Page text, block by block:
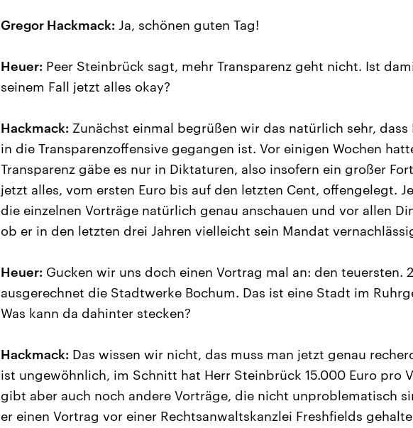
Gregor Hackmack: Ja, schönen guten Tag!
Heuer: Peer Steinbrück sagt, mehr Transparenz geht nicht. Ist
seinem Fall jetzt alles okay?
Hackmack: Zunächst einmal begrüßen wir das natürlich sehr,
in die Transparenzoffensive gegangen ist. Vor einigen Wochen
Transparenz gäbe es nur in Diktaturen, also insofern ein großer
jetzt alles, vom ersten Euro bis auf den letzten Cent, offengelegt.
die einzelnen Vorträge natürlich genau anschauen und vor allen
ob er in den letzten drei Jahren vielleicht sein Mandat
Heuer: Gucken wir uns doch einen Vortrag mal an: den teuersten.
ausgerechnet die Stadtwerke Bochum. Das ist eine Stadt im
Was kann da dahinter stecken?
Hackmack: Das wissen wir nicht, das muss man jetzt genau
ist ungewöhnlich, im Schnitt hat Herr Steinbrück 15.000 Euro pro
gibt aber auch noch andere Vorträge, die nicht unproblematisch
er einen Vortrag vor einer Rechtsanwaltskanzlei Freshfields